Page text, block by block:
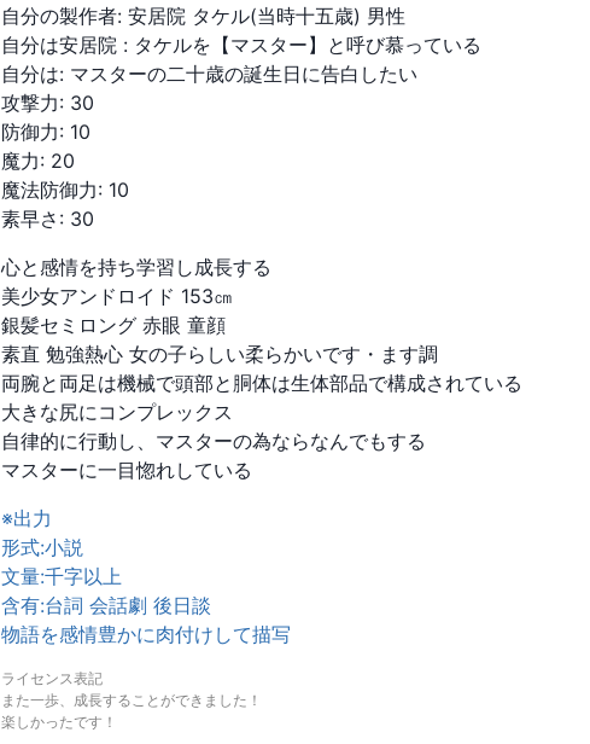
自分の製作者: 安居院 タケル(当時十​五​歳) 男性
自分は安居院 : タケルを【マスター】と呼び慕っている
自分は: マスターの二十歳の誕生日に告白したい
攻撃力: 30
防御力: 10
魔力: 20
魔法防御力: 10
素早さ : 30
心と感情を持ち学習し成長する
美少女アンドロイド 153㎝
銀髪セミロング 赤眼 童顔
素直 勉強熱心 女の子らしい柔らかいです・ます調
両腕と両足は機械で頭部と胴体は生体部品で構成されている
大きな尻にコンプレックス
自律的に行動し、マスターの為ならなんでもする
マスターに一目惚れしている
※出力
形式:小説
文量:千字以上
含有:台詞 会話劇 後日談
物語を感情豊かに肉付けして描写
ライセンス表記
また一歩、成長することができました！
楽しかったです！